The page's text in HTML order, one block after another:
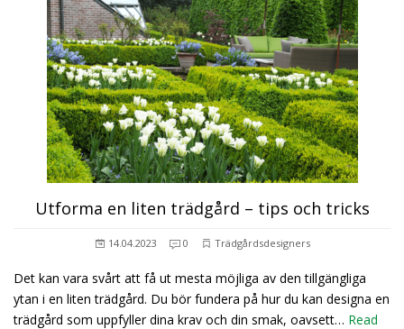
Utforma en liten trädgård – tips och tricks
14.04.2023 0 Trädgårdsdesigners
Det kan vara svårt att få ut mesta möjliga av den tillgängliga
ytan i en liten trädgård. Du bör fundera på hur du kan designa en
trädgård som uppfyller dina krav och din smak, oavsett… Read